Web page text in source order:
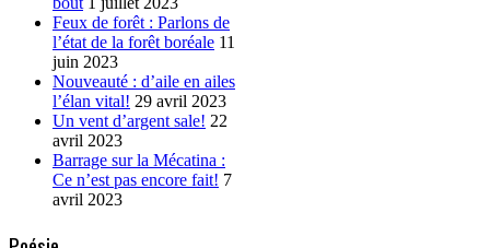
Feux de forêt : Parlons de
l’état de la forêt boréale 11
juin 2023
Nouveauté : d’aile en ailes
l’élan vital! 29 avril 2023
Un vent d’argent sale! 22
avril 2023
Barrage sur la Mécatina :
Ce n’est pas encore fait! 7
avril 2023